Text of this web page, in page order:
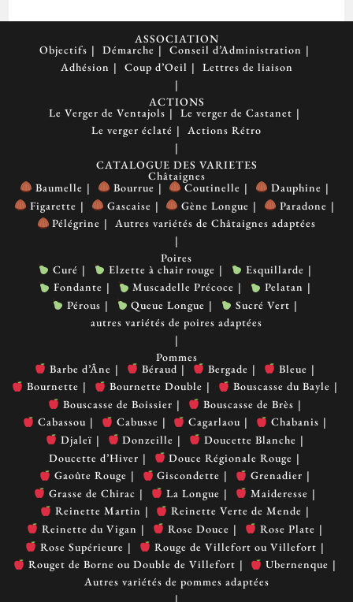
ASSOCIATION
Objectifs Démarche
Conseil d’Administration
Adhésion
Coup d’Oeil Lettres de liaison
ACTIONS
Le Verger de Ventajols
Le verger de Castanet
Le verger éclaté
Actions Rétro
CATALOGUE DES VARIETES
Châtaignes
Baumelle
Bourrue Coutinelle
Dauphine
Figarette
Gascaise Gène Longue
Paradone
Pélégrine
Autres variétés de Châtaignes adaptées
Poires
Curé
Elzette à chair rouge
Esquillarde
Fondante
Muscadelle Précoce
Pelatan
Pérous
Queue Longue
Sucré Vert
autres variétés de poires adaptées
Pommes
Barbe d’Âne
Béraud Bergade
Bleue
Bournette
Bournette Double
Bouscasse du Bayle
Bouscasse de Boissier
Bouscasse de Brès
Cabassou
Cabusse Cagarlaou
Chabanis
Djaleï
Donzeille
Doucette Blanche
Doucette d’Hiver
Douce Régionale Rouge
Gaoûte Rouge
Giscondette
Grenadier
Grasse de Chirac
La Longue
Maideresse
Reinette Martin
Reinette Verte de Mende
Reinette du Vigan
Rose Douce
Rose Plate
Rose Supérieure
Rouge de Villefort ou Villefort
Rouget de Borne ou Double de Villefort
Ubernenque
Autres variétés de pommes adaptées